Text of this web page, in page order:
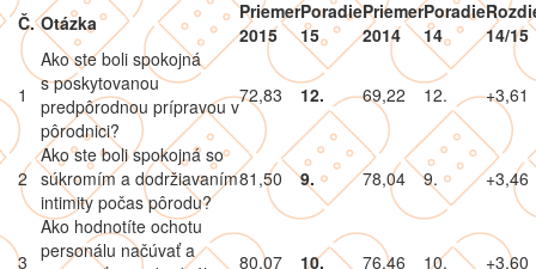
Č. Otázka
Priemer
2015
Poradie
15
Priemer
2014
Poradie
14
14/15
1
Ako ste boli spokojná
s poskytovanou
predpôrodnou prípravou v
pôrodnici?
72,83 12. 69,22 12. +3,61
2
Ako ste boli spokojná so
súkromím a dodržiavaním
intimity počas pôrodu?
81,50 9. 78,04 9. +3,46
3
Ako hodnotíte ochotu
personálu načúvať a
80,07 10. 76,46 10. +3,60